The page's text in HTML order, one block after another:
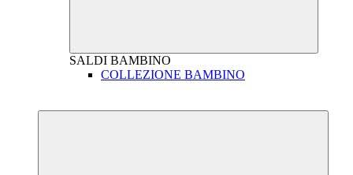
SALDI BAMBINO
COLLEZIONE BAMBINO